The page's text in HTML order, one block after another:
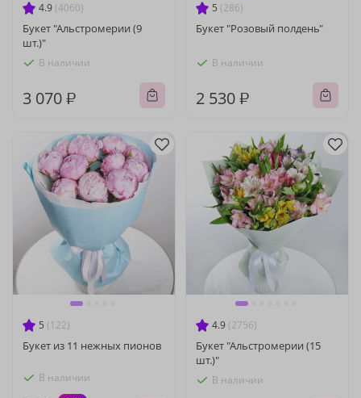
4.9 (4060)
Букет "Альстромерии (9
шт.)"
В наличии
3 070 ₽
5 (286)
Букет "Розовый полдень"
В наличии
2 530 ₽
5 (122)
Букет из 11 нежных пионов
В наличии
4.9 (2756)
Букет "Альстромерии (15
шт.)"
В наличии